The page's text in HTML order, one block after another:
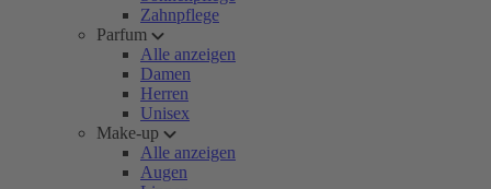
Zahnpflege
Parfum
Alle anzeigen
Damen
Herren
Unisex
Make-up
Alle anzeigen
Augen